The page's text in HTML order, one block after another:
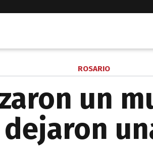
ROSARIO
un